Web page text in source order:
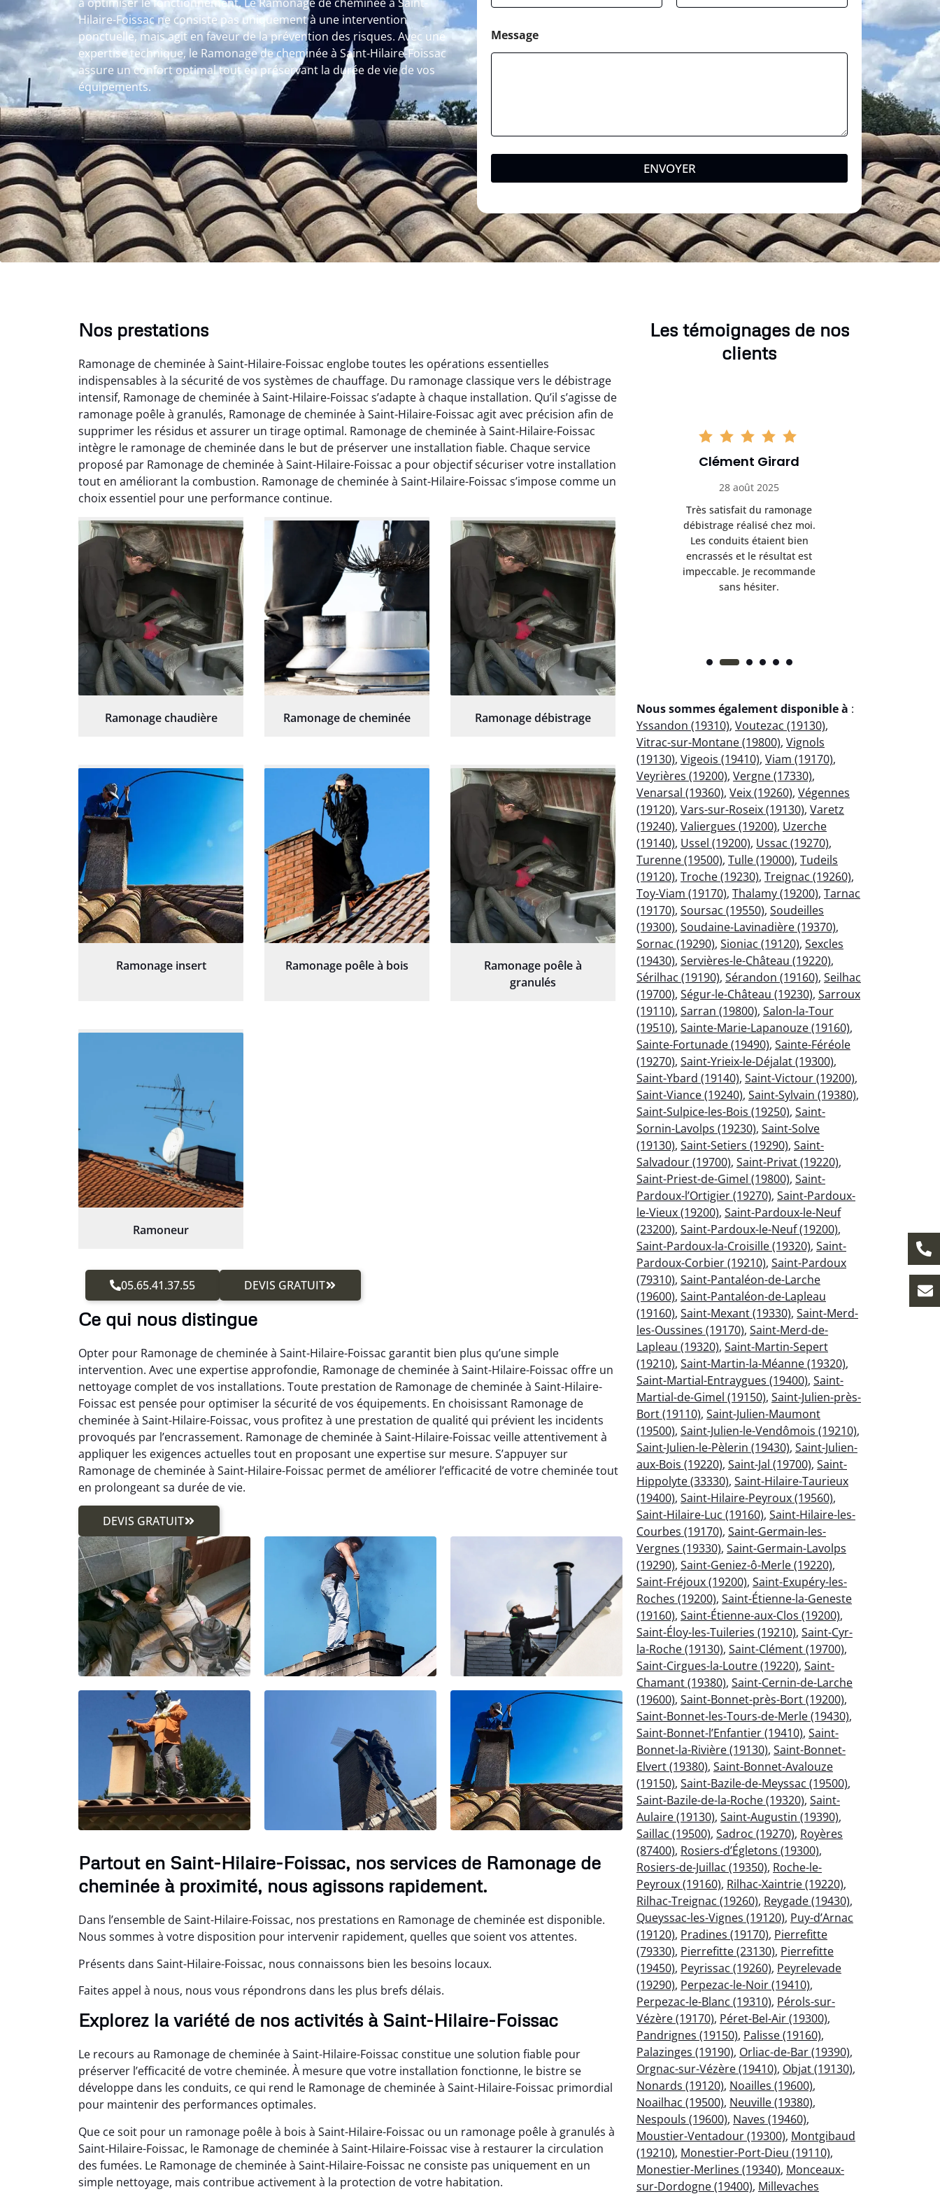
Hilaire-Foissac ne consiste pas uniquement à une intervention
ponctuelle, mais agit en faveur de la prévention des risques. Avec une
expertise technique, le Ramonage de cheminée à Saint-Hilaire-Foissac
assure un confort optimal tout en préservant la durée de vie de vos
équipements.
Message
ENVOYER
Nos prestations
Ramonage de cheminée à Saint-Hilaire-Foissac englobe toutes les opérations essentielles
indispensables à la sécurité de vos systèmes de chauffage. Du ramonage classique vers le débistrage
intensif, Ramonage de cheminée à Saint-Hilaire-Foissac s’adapte à chaque installation. Qu’il s’agisse de
ramonage poêle à granulés, Ramonage de cheminée à Saint-Hilaire-Foissac agit avec précision afin de
supprimer les résidus et assurer un tirage optimal. Ramonage de cheminée à Saint-Hilaire-Foissac
intègre le ramonage de cheminée dans le but de préserver une installation fiable. Chaque service
proposé par Ramonage de cheminée à Saint-Hilaire-Foissac a pour objectif sécuriser votre installation
tout en améliorant la combustion. Ramonage de cheminée à Saint-Hilaire-Foissac s’impose comme un
choix essentiel pour une performance continue.
Ramonage chaudière Ramonage de cheminée Ramonage débistrage
Ramonage insert Ramonage poêle à bois
Ramonage poêle à
granulés
Ramoneur
05.65.41.37.55 DEVIS GRATUIT
Ce qui nous distingue
Opter pour Ramonage de cheminée à Saint-Hilaire-Foissac garantit bien plus qu’une simple
intervention. Avec une expertise approfondie, Ramonage de cheminée à Saint-Hilaire-Foissac offre un
nettoyage complet de vos installations. Toute prestation de Ramonage de cheminée à Saint-Hilaire-
Foissac est pensée pour optimiser la sécurité de vos équipements. En choisissant Ramonage de
cheminée à Saint-Hilaire-Foissac, vous profitez à une prestation de qualité qui prévient les incidents
provoqués par l’encrassement. Ramonage de cheminée à Saint-Hilaire-Foissac veille attentivement à
appliquer les exigences actuelles tout en proposant une expertise sur mesure. S’appuyer sur
Ramonage de cheminée à Saint-Hilaire-Foissac permet de améliorer l’efficacité de votre cheminée tout
en prolongeant sa durée de vie.
DEVIS GRATUIT
Partout en Saint-Hilaire-Foissac, nos services de Ramonage de
cheminée à proximité, nous agissons rapidement.
Dans l’ensemble de Saint-Hilaire-Foissac, nos prestations en Ramonage de cheminée est disponible.
Nous sommes à votre disposition pour intervenir rapidement, quelles que soient vos attentes.
Présents dans Saint-Hilaire-Foissac, nous connaissons bien les besoins locaux.
Faites appel à nous, nous vous répondrons dans les plus brefs délais.
Explorez la variété de nos activités à Saint-Hilaire-Foissac
Le recours au Ramonage de cheminée à Saint-Hilaire-Foissac constitue une solution fiable pour
préserver l’efficacité de votre cheminée. À mesure que votre installation fonctionne, le bistre se
développe dans les conduits, ce qui rend le Ramonage de cheminée à Saint-Hilaire-Foissac primordial
pour maintenir des performances optimales.
Que ce soit pour un ramonage poêle à bois à Saint-Hilaire-Foissac ou un ramonage poêle à granulés à
Saint-Hilaire-Foissac, le Ramonage de cheminée à Saint-Hilaire-Foissac vise à restaurer la circulation
des fumées. Le Ramonage de cheminée à Saint-Hilaire-Foissac ne consiste pas uniquement en un
simple nettoyage, mais contribue activement à la protection de votre habitation.
Les témoignages de nos
clients
Nicolas Perrin
22 janvier 2026
propre pour le ramonage
débistrage. On sent tout de
suite la différence au niveau
du tirage. Très satisfait.
Yannick Morel
12 juillet 2025
pour le ramonage débistrage
de ma cheminée. Le tirage
est nettement meilleur et
plus aucune odeur. Travail
propre et rapide.
Clément Girard
28 août 2025
Très satisfait du ramonage
débistrage réalisé chez moi.
Les conduits étaient bien
encrassés et le résultat est
impeccable. Je recommande
sans hésiter.
Nous sommes également disponible à :
Yssandon (19310), Voutezac (19130),
Vitrac-sur-Montane (19800), Vignols
(19130), Vigeois (19410), Viam (19170),
Veyrières (19200), Vergne (17330),
Venarsal (19360), Veix (19260), Végennes
(19120), Vars-sur-Roseix (19130), Varetz
(19240), Valiergues (19200), Uzerche
(19140), Ussel (19200), Ussac (19270),
Turenne (19500), Tulle (19000), Tudeils
(19120), Troche (19230), Treignac (19260),
Toy-Viam (19170), Thalamy (19200), Tarnac
(19170), Soursac (19550), Soudeilles
(19300), Soudaine-Lavinadière (19370),
Sornac (19290), Sioniac (19120), Sexcles
(19430), Servières-le-Château (19220),
Sérilhac (19190), Sérandon (19160), Seilhac
(19700), Ségur-le-Château (19230), Sarroux
(19110), Sarran (19800), Salon-la-Tour
(19510), Sainte-Marie-Lapanouze (19160),
Sainte-Fortunade (19490), Sainte-Féréole
(19270), Saint-Yrieix-le-Déjalat (19300),
Saint-Ybard (19140), Saint-Victour (19200),
Saint-Viance (19240), Saint-Sylvain (19380),
Saint-Sulpice-les-Bois (19250), Saint-
Sornin-Lavolps (19230), Saint-Solve
(19130), Saint-Setiers (19290), Saint-
Salvadour (19700), Saint-Privat (19220),
Saint-Priest-de-Gimel (19800), Saint-
Pardoux-l’Ortigier (19270), Saint-Pardoux-
le-Vieux (19200), Saint-Pardoux-le-Neuf
(23200), Saint-Pardoux-le-Neuf (19200),
Saint-Pardoux-la-Croisille (19320), Saint-
Pardoux-Corbier (19210), Saint-Pardoux
(79310), Saint-Pantaléon-de-Larche
(19600), Saint-Pantaléon-de-Lapleau
(19160), Saint-Mexant (19330), Saint-Merd-
les-Oussines (19170), Saint-Merd-de-
Lapleau (19320), Saint-Martin-Sepert
(19210), Saint-Martin-la-Méanne (19320),
Saint-Martial-Entraygues (19400), Saint-
Martial-de-Gimel (19150), Saint-Julien-près-
Bort (19110), Saint-Julien-Maumont
(19500), Saint-Julien-le-Vendômois (19210),
Saint-Julien-le-Pèlerin (19430), Saint-Julien-
aux-Bois (19220), Saint-Jal (19700), Saint-
Hippolyte (33330), Saint-Hilaire-Taurieux
(19400), Saint-Hilaire-Peyroux (19560),
Saint-Hilaire-Luc (19160), Saint-Hilaire-les-
Courbes (19170), Saint-Germain-les-
Vergnes (19330), Saint-Germain-Lavolps
(19290), Saint-Geniez-ô-Merle (19220),
Saint-Fréjoux (19200), Saint-Exupéry-les-
Roches (19200), Saint-Étienne-la-Geneste
(19160), Saint-Étienne-aux-Clos (19200),
Saint-Éloy-les-Tuileries (19210), Saint-Cyr-
la-Roche (19130), Saint-Clément (19700),
Saint-Cirgues-la-Loutre (19220), Saint-
Chamant (19380), Saint-Cernin-de-Larche
(19600), Saint-Bonnet-près-Bort (19200),
Saint-Bonnet-les-Tours-de-Merle (19430),
Saint-Bonnet-l’Enfantier (19410), Saint-
Bonnet-la-Rivière (19130), Saint-Bonnet-
Elvert (19380), Saint-Bonnet-Avalouze
(19150), Saint-Bazile-de-Meyssac (19500),
Saint-Bazile-de-la-Roche (19320), Saint-
Aulaire (19130), Saint-Augustin (19390),
Saillac (19500), Sadroc (19270), Royères
(87400), Rosiers-d’Égletons (19300),
Rosiers-de-Juillac (19350), Roche-le-
Peyroux (19160), Rilhac-Xaintrie (19220),
Rilhac-Treignac (19260), Reygade (19430),
Queyssac-les-Vignes (19120), Puy-d’Arnac
(19120), Pradines (19170), Pierrefitte
(79330), Pierrefitte (23130), Pierrefitte
(19450), Peyrissac (19260), Peyrelevade
(19290), Perpezac-le-Noir (19410),
Perpezac-le-Blanc (19310), Pérols-sur-
Vézère (19170), Péret-Bel-Air (19300),
Pandrignes (19150), Palisse (19160),
Palazinges (19190), Orliac-de-Bar (19390),
Orgnac-sur-Vézère (19410), Objat (19130),
Nonards (19120), Noailles (19600),
Noailhac (19500), Neuville (19380),
Nespouls (19600), Naves (19460),
Moustier-Ventadour (19300), Montgibaud
(19210), Monestier-Port-Dieu (19110),
Monestier-Merlines (19340), Monceaux-
sur-Dordogne (19400), Millevaches